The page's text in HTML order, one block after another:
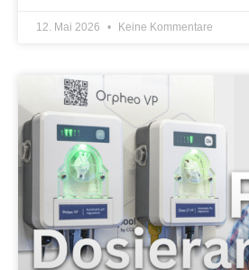
12. Mai 2026 Keine Kommentare